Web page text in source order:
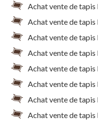
Achat vente de
Achat vente de tapis
Achat vente de tapis
Achat vente de tapis
Achat vente de tapis
Achat vente de tapis
Achat vente de tapis
Achat vente de tapis